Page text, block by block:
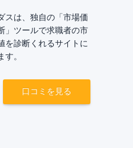
スは、独自の「市場価
」ツールで求職者の市
を診断くれるサイトに
す。
口コミを見る